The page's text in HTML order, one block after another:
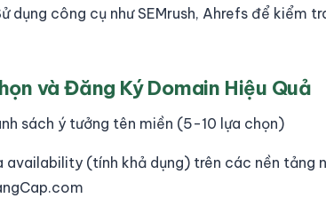
dụng công cụ như SEMrush, Ahrefs để kiểm
và Đăng Ký Domain Hiệu Quả
sách ý tưởng tên miền (5-10 lựa chọn)
availability (tính khả dụng) trên các nền tảng